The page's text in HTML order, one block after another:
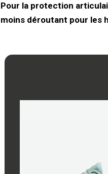
Pour la protection
moins déroutant pour les